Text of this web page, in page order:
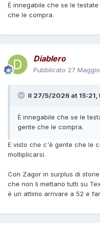
È innegabile che se le
che le compra.
Diablero
Pubblicato 27 Maggio
Il 27/5/2026 at 15:21,
È innegabile che se le
gente che le compra.
E visto che c'è gente che le
moltiplicarsi.
Con Zagor in surplus di
che non li mettano tutti su
è un attimo arrivare a 52 e